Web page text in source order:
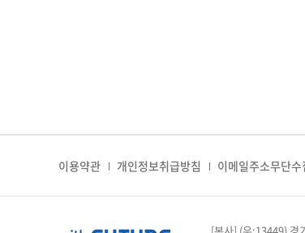
이용약관 개인정보취급방침 이메일주소무단수